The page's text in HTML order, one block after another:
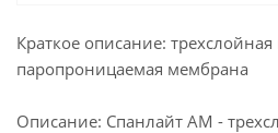
Краткое описание:
паропроницаемая мембрана
Описание: Спанлайт АМ -